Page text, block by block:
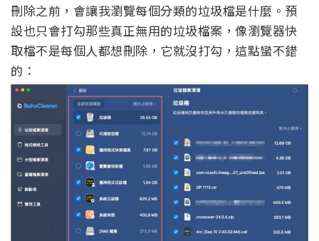
刪除之前，會讓我瀏覽每個分類的垃圾檔是什麼。預
設也只會打勾那些真正無用的垃圾檔案，像瀏覽器快
取檔不是每個人都想刪除，它就沒打勾，這點蠻不錯
的：